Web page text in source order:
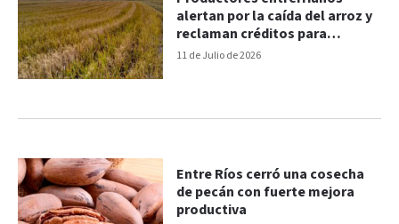
11 de Julio de 2026
alertan por la caída del arroz y
reclaman créditos para
sostener la actividad
Entre Ríos cerró una cosecha
de pecán con fuerte mejora
productiva